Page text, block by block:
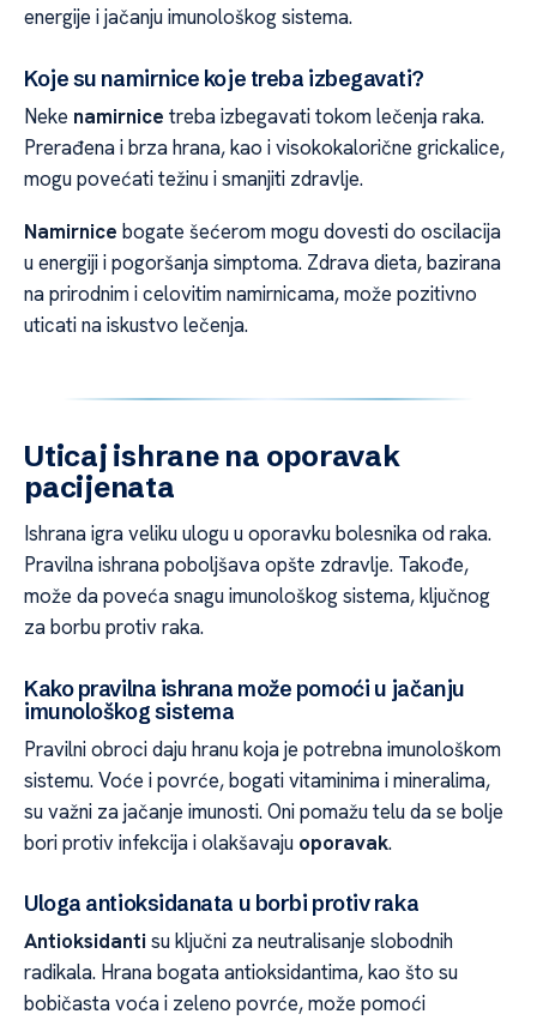
energije i jačanju imunološkog sistema.
Koje su namirnice koje treba izbegavati?
Neke namirnice treba izbegavati tokom lečenja raka.
Prerađena i brza hrana, kao i visokokalorične grickalice,
mogu povećati težinu i smanjiti zdravlje.
Namirnice bogate šećerom mogu dovesti do oscilacija
u energiji i pogoršanja simptoma. Zdrava dieta, bazirana
na prirodnim i celovitim namirnicama, može pozitivno
uticati na iskustvo lečenja.
Uticaj ishrane na oporavak
pacijenata
Ishrana igra veliku ulogu u oporavku bolesnika od raka.
Pravilna ishrana poboljšava opšte zdravlje. Takođe,
može da poveća snagu imunološkog sistema, ključnog
za borbu protiv raka.
Kako pravilna ishrana može pomoći u jačanju
imunološkog sistema
Pravilni obroci daju hranu koja je potrebna imunološkom
sistemu. Voće i povrće, bogati vitaminima i mineralima,
su važni za jačanje imunosti. Oni pomažu telu da se bolje
bori protiv infekcija i olakšavaju oporavak.
Uloga antioksidanata u borbi protiv raka
Antioksidanti su ključni za neutralisanje slobodnih
radikala. Hrana bogata antioksidantima, kao što su
bobičasta voća i zeleno povrće, može pomoći